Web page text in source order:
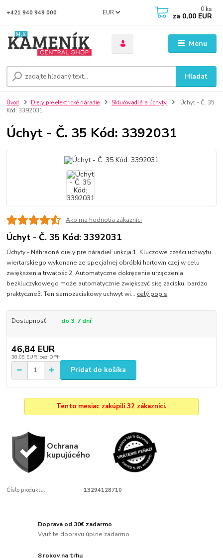
Menu
EUR
Hľadať
+421 940 949 000 0 ks
za 0,00 EUR
Úvod Diely pre elektrické náradie Skľučovadlá a úchyty
Úchyt - Č. 35
Kód: 3392031
Úchyt - Č. 35 Kód: 3392031
Ako ma hodnotia zákazníci
Úchyt - Č. 35 Kód: 3392031
Úchyty - Náhradné diely pre náradieFunkcja:1. Kluczowe części uchwytu
wiertarskiego wykonane ze specjalnej obróbki hartowniczej w celu
zwiększenia trwałości2. Automatyczne dokręcenie urządzenia
bezkluczykowego może automatycznie zwiększyć siłę zacisku, bardzo
praktyczne3. Ten samozaciskowy uchwyt wi... celý popis
Dostupnosť do 3-7 dní
46,84 EUR
38,08 EUR bez DPH
Pridať do košíka
Tento mesiac zakúpili 32 zákazníci.
Ochrana
kupujúcého
Číslo produktu: 13294128710
Doprava od 30€ zadarmo
Využite dopravu úplne zadarmo
8 rokov na trhu